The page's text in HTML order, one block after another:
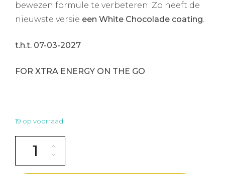
bewezen formule te verbeteren. Zo heeft de
nieuwste versie een White Chocolade coating.
t.h.t. 07-03-2027
FOR XTRA ENERGY ON THE GO
19 op voorraad